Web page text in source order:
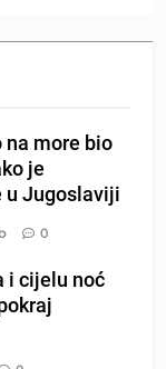
na more bio
je
u Jugoslaviji
0
i cijelu noć